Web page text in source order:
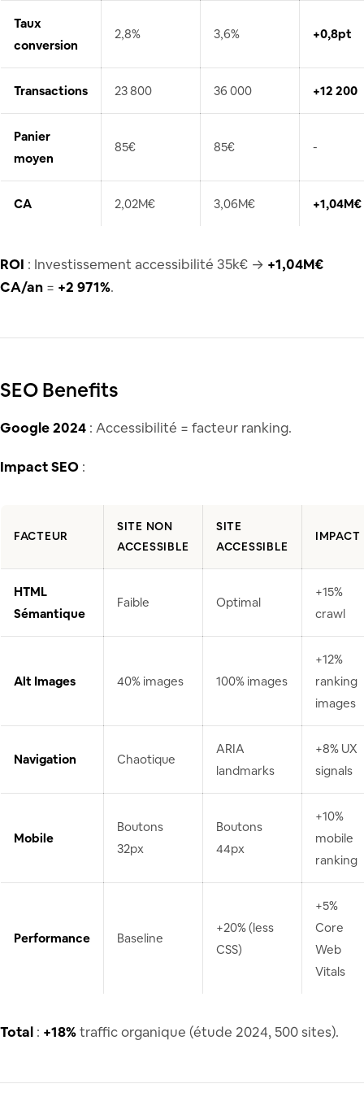
Taux
conversion
2,8% 3,6% +0,8pt
Transactions 23 800 36 000 +12 200
Panier
moyen
85€ 85€ -
CA 2,02M€ 3,06M€ +1,04M€
ROI : Investissement accessibilité 35k€ → +1,04M€
CA/an = +2 971%.
SEO Benefits
Google 2024 : Accessibilité = facteur ranking.
Impact SEO :
FACTEUR
SITE NON
ACCESSIBLE
SITE
ACCESSIBLE
IMPACT
HTML
Sémantique
Faible Optimal
+15%
crawl
Alt Images 40% images 100% images
+12%
ranking
images
Navigation Chaotique
ARIA
landmarks
+8% UX
signals
Mobile
Boutons
32px
Boutons
44px
+10%
mobile
ranking
Performance Baseline
+20% (less
CSS)
+5%
Core
Web
Vitals
Total : +18%traffic organique (étude 2024, 500 sites).